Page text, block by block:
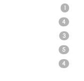
1
4
3
5
4